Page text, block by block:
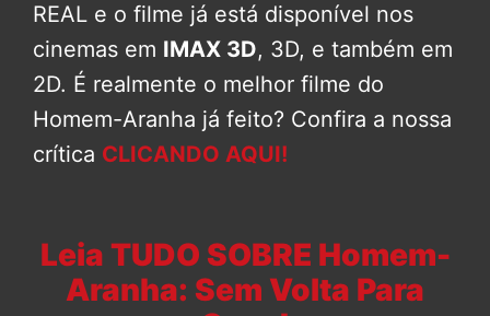
REAL e o filme já está disponível nos
cinemas em IMAX 3D, 3D, e também em
2D. É realmente o melhor filme do
Homem-Aranha já feito? Confira a nossa
crítica CLICANDO AQUI!
Leia TUDO SOBRE Homem-
Aranha: Sem Volta Para